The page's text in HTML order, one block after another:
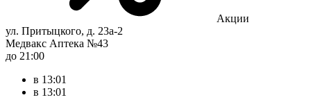
Акции
ул. Притыцкого, д. 23а-2
Медвакс Аптека №43
до 21:00
в 13:01
в 13:01